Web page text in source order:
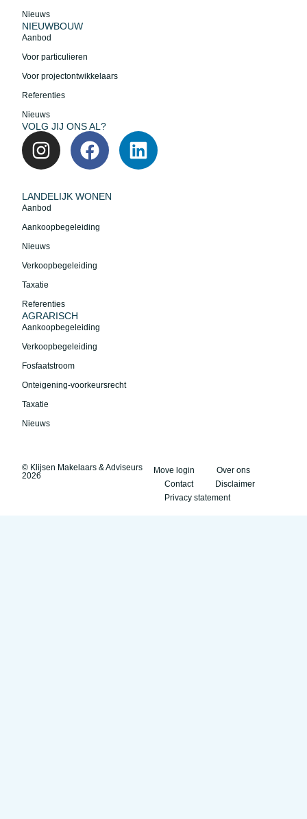
Nieuws
NIEUWBOUW
Aanbod
Voor particulieren
Voor projectontwikkelaars
Referenties
Nieuws
VOLG JIJ ONS AL?
LANDELIJK WONEN
Aanbod
Aankoopbegeleiding
Nieuws
Verkoopbegeleiding
Taxatie
Referenties
AGRARISCH
Aankoopbegeleiding
Verkoopbegeleiding
Fosfaatstroom
Onteigening-voorkeursrecht
Taxatie
Nieuws
© Klijsen Makelaars & Adviseurs
2026
Move login
Over ons
Contact
Disclaimer
Privacy statement